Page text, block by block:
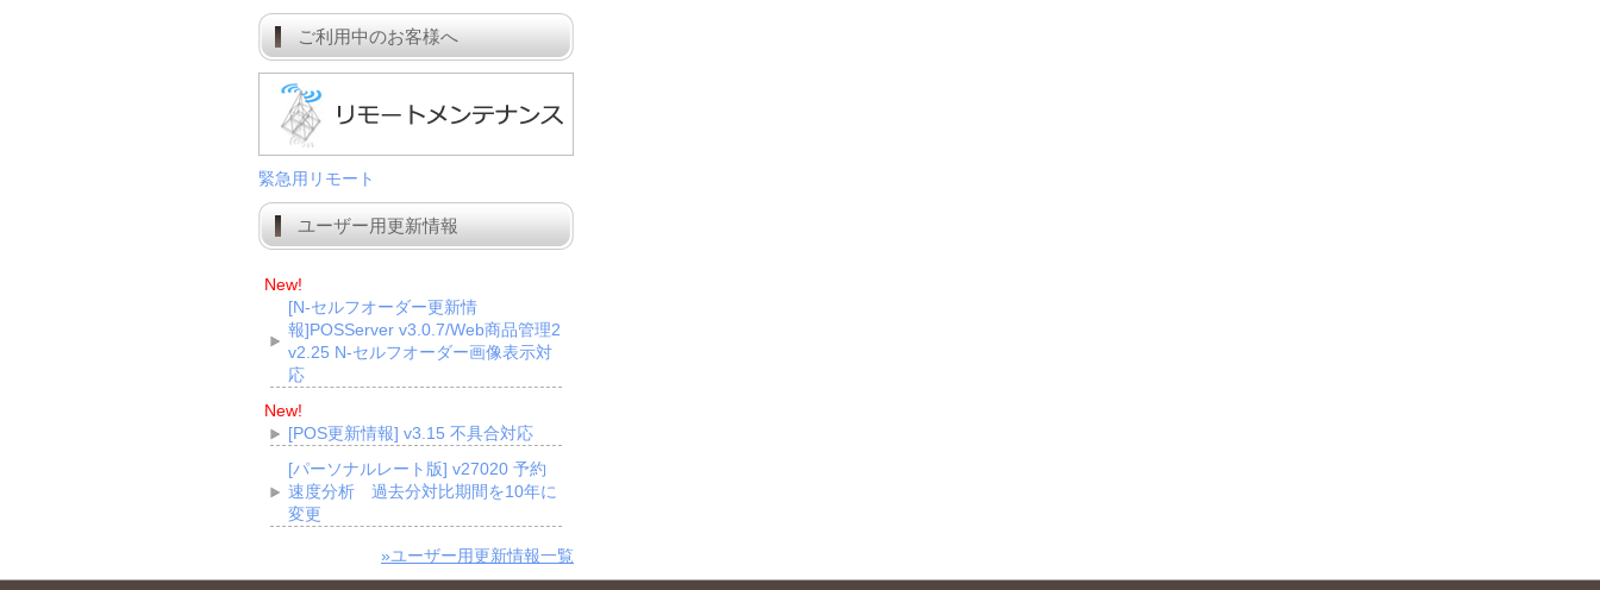
ご利用中のお客様へ
緊急用リモート
ユーザー用更新情報
New!
[N-セルフオーダー更新情
報]POSServer v3.0.7/Web商品管理2
v2.25 N-セルフオーダー画像表示対
応
New!
[POS更新情報] v3.15 不具合対応
[パーソナルレート版] v27020 予約
速度分析 過去分対比期間を10年に
変更
»ユーザー用更新情報一覧